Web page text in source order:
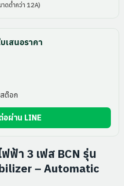
ดต่ำกว่า 12A)
เสนอราคา
ต๊อก
อผ่าน LINE
ฟ้า 3 เฟส BCN รุ่น
– Automatic